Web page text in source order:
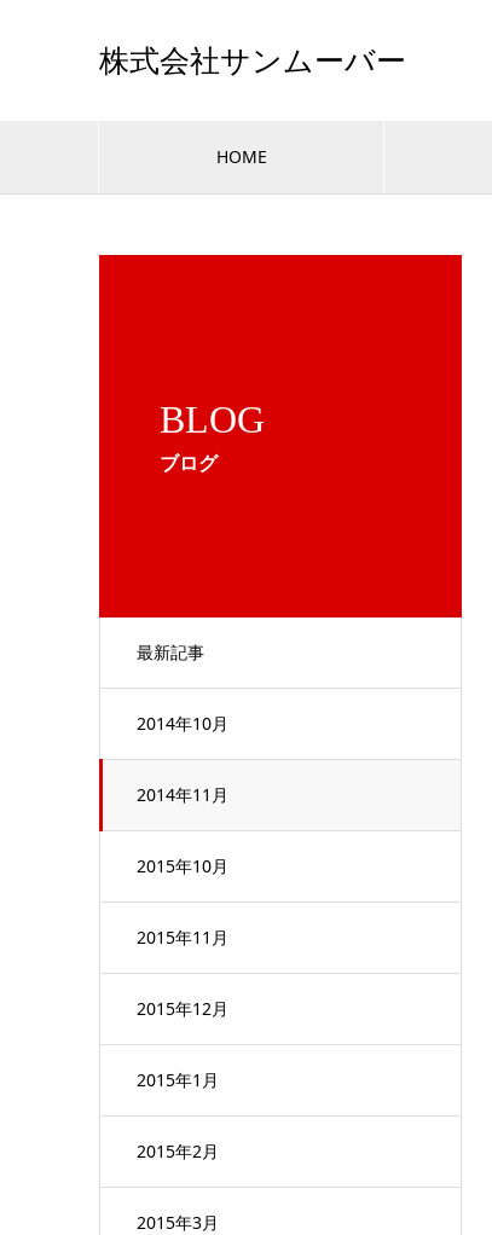
株式会社サンムーバー
HOME
BLOG
ブログ
最新記事
2014年10月
2014年11月
2015年10月
2015年11月
2015年12月
2015年1月
2015年2月
2015年3月